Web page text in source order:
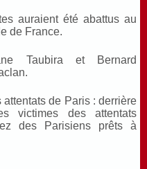
auraient été abattus au
de France.
Taubira et Bernard
de Paris : derrière
victimes des attentats
des Parisiens prêts à